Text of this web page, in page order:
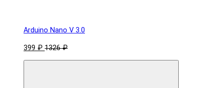
Arduino Nano V 3.0
399 ₽ 1326 ₽